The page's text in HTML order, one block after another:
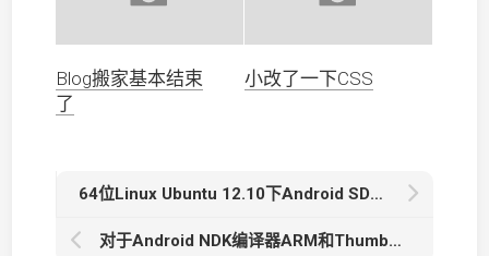
Blog搬家基本结束
了
小改了一下CSS
64位Linux Ubuntu 12.10下Android SDK运行adb提示找不到libncurses.so.5的解决方法
对于Android NDK编译器ARM和Thumb模式的理解及Toolchain的切换clang编译器